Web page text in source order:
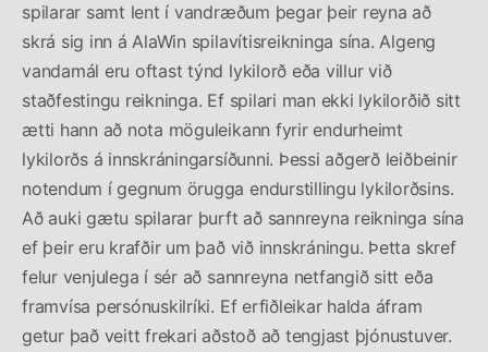
spilarar samt lent í vandræðum þegar þeir reyna að
skrá sig inn á AlaWin spilavítisreikninga sína. Algeng
vandamál eru oftast týnd lykilorð eða villur við
staðfestingu reikninga. Ef spilari man ekki lykilorðið sitt
ætti hann að nota möguleikann fyrir endurheimt
lykilorðs á innskráningarsíðunni. Þessi aðgerð leiðbeinir
notendum í gegnum örugga endurstillingu lykilorðsins.
Að auki gætu spilarar þurft að sannreyna reikninga sína
ef þeir eru krafðir um það við innskráningu. Þetta skref
felur venjulega í sér að sannreyna netfangið sitt eða
framvísa persónuskilríki. Ef erfiðleikar halda áfram
getur það veitt frekari aðstoð að tengjast þjónustuver.